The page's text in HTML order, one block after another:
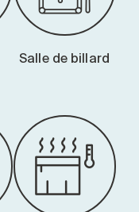
Salle de billard